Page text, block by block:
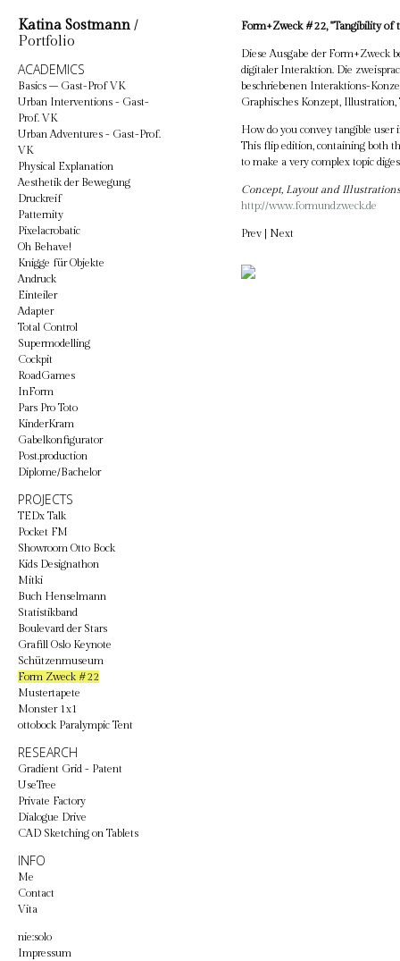
Katina Sostmann /
Portfolio
ACADEMICS
Basics – Gast-Prof VK
Urban Interventions - Gast-
Prof. VK
Urban Adventures - Gast-Prof.
VK
Physical Explanation
Aesthetik der Bewegung
Druckreif
Patternity
Pixelacrobatic
Oh Behave!
Knigge für Objekte
Andruck
Einteiler
Adapter
Total Control
Supermodelling
Cockpit
RoadGames
InForm
Pars Pro Toto
KinderKram
Gabelkonfigurator
Post.production
Diplome/Bachelor
PROJECTS
TEDx Talk
Pocket FM
Showroom Otto Bock
Kids Designathon
Mitki
Buch Henselmann
Statistikband
Boulevard der Stars
Grafill Oslo Keynote
Schützenmuseum
Form Zweck #22
Mustertapete
Monster 1x1
ottobock Paralympic Tent
RESEARCH
Gradient Grid - Patent
UseTree
Private Factory
Dialogue Drive
CAD Sketching on Tablets
INFO
Me
Contact
Vita
nie:solo
Impressum
Form+Zweck #22, "Tangibility of
Diese Ausgabe der Form+Zweck
digitaler Interaktion. Die
beschriebenen Interaktions-
Graphisches Konzept, Illustration,
How do you convey tangible user
This flip edition, containing both
to make a very complex topic
Concept, Layout and
http://www.formundzweck.de
Prev Next